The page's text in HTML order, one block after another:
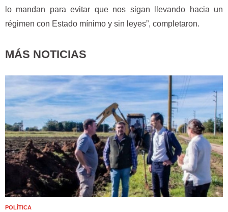
lo mandan para evitar que nos sigan llevando hacia un
régimen con Estado mínimo y sin leyes”, completaron.
MÁS NOTICIAS
POLÍTICA